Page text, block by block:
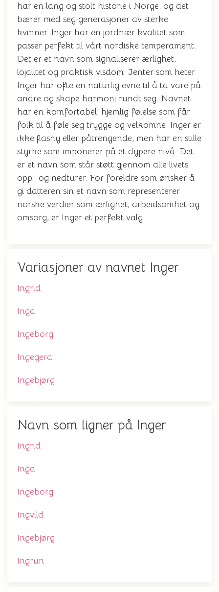
har en lang og stolt historie i Norge, og det
bærer med seg generasjoner av sterke
kvinner. Inger har en jordnær kvalitet som
passer perfekt til vårt nordiske temperament.
Det er et navn som signaliserer ærlighet,
lojalitet og praktisk visdom. Jenter som heter
Inger har ofte en naturlig evne til å ta vare på
andre og skape harmoni rundt seg. Navnet
har en komfortabel, hjemlig følelse som får
folk til å føle seg trygge og velkomne. Inger er
ikke flashy eller påtrengende, men har en stille
styrke som imponerer på et dypere nivå. Det
er et navn som står støtt gjennom alle livets
opp- og nedturer. For foreldre som ønsker å
gi datteren sin et navn som representerer
norske verdier som ærlighet, arbeidsomhet og
omsorg, er Inger et perfekt valg.
Variasjoner av navnet Inger
Ingrid
Inga
Ingeborg
Ingegerd
Ingebjørg
Navn som ligner på Inger
Ingrid
Inga
Ingeborg
Ingvild
Ingebjørg
Ingrun